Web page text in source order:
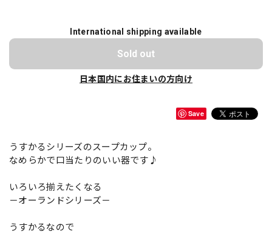
International shipping available
Sold out
日本国内にお住まいの方向け
Save
うすかるシリーズのスープカップ。
なめらかで口当たりのいい器です♪
いろいろ揃えたくなる
－オーランドシリーズ－
うすかるなので